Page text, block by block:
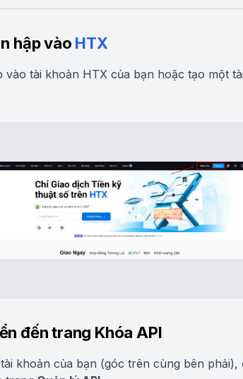
hập vào HTX
vào tài khoản HTX của bạn hoặc tạo một
đến trang Khóa API
khoản của bạn (góc trên cùng bên phải),